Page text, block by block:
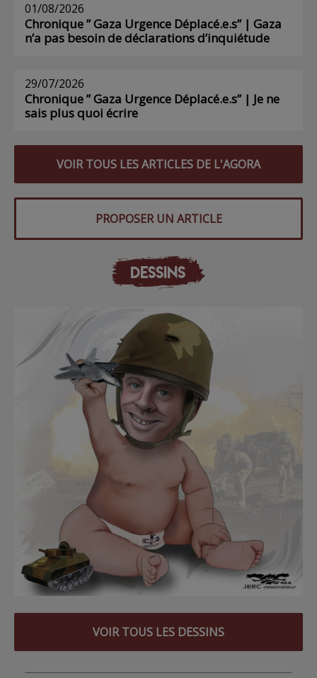
01/08/2026
Chronique ” Gaza Urgence Déplacé.e.s” | Gaza
n’a pas besoin de déclarations d’inquiétude
29/07/2026
Chronique ” Gaza Urgence Déplacé.e.s” | Je ne
sais plus quoi écrire
VOIR TOUS LES ARTICLES DE L'AGORA
PROPOSER UN ARTICLE
DESSINS
VOIR TOUS LES DESSINS